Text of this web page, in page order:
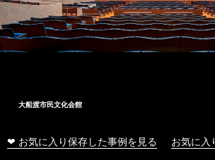
大船渡市民文化会館
❤ お気に入り保存した事例を見る お気に入